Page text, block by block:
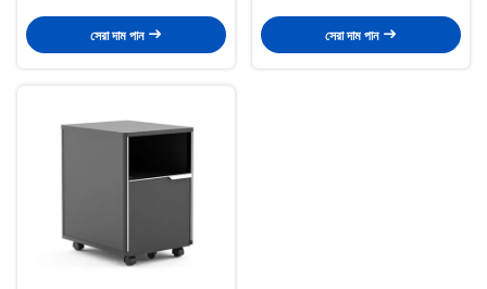
সেরা দাম পান সেরা দাম পান